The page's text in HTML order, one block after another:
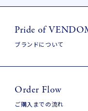
Pride of
ブランドについて
Order Flow
ご購入までの流れ